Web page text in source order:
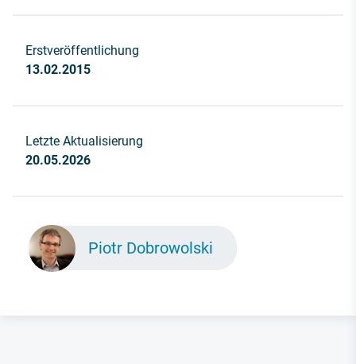
Erstveröffentlichung
13.02.2015
Letzte Aktualisierung
20.05.2026
Piotr Dobrowolski